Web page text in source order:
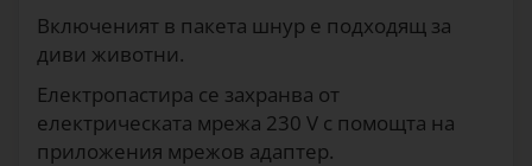
Включеният в пакета шнур е подходящ за
диви животни.
Електропастира се захранва от
електрическата мрежа 230 V с помощта на
приложения мрежов адаптер.